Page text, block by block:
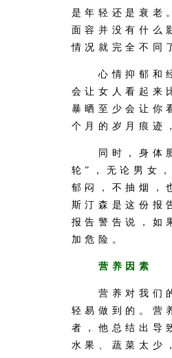
是年轻还是衰老
面容并没有什么
情况就完全不同
心情抑郁和经
会让女人看起来
暴晒至少会让你
个月的岁月痕迹
同时，身体肥
轮”，无论男女
郁闷，不抽烟，
斯汀森是这份报
报告警告说，如
加危险。
营养因素
营养对我们的
轻易做到的。营
者，他总结出导
水果、蔬菜太少